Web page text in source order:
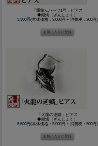
「髑髏んハーツ1号」ピアス
◆銀燭（ぎんしょく）
3,300円(本体価格：3,000円 + 消費税：300円)
「火龍の逆鱗」ピアス
◆銀燭（ぎんしょく）
5,500円(本体価格：5,000円 + 消費税：500円)